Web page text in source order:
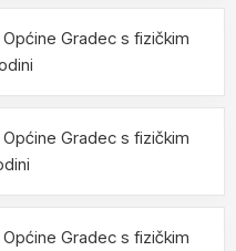
Gradec s fizičkim
Gradec s fizičkim
Gradec s fizičkim